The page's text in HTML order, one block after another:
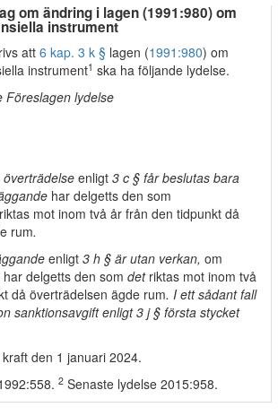
om ändring i lagen (1991:980) om
instrument
att 6 kap. 3 k § lagen (1991:980) om
instrument1 ska ha följande lydelse.
Föreslagen lydelse
enligt 3 c § får beslutas bara
har delgetts den som
riktas mot inom två år från den tidpunkt då
rum.
enligt 3 h § är utan verkan, om
har delgetts den som detriktas mot inom två
då överträdelsen ägde rum. I ett sådant fall
sanktionsavgift enligt 3 j § första stycket
den 1 januari 2024.
2 Senaste lydelse 2015:958.